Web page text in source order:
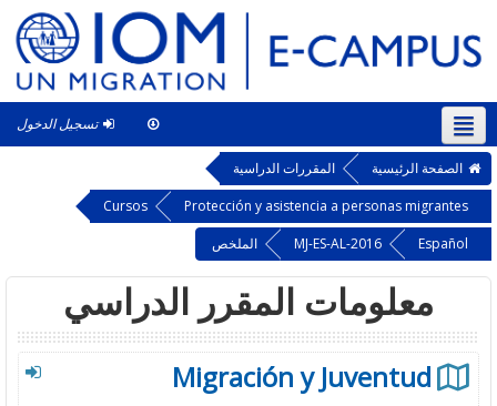
تسجيل الدخول
العربية ‎(ar)‎ This course الصفحة الرئيسية
المقررات الدراسية
Protección y asistencia a personas migrantes
Cursos
Español
MJ-ES-AL-2016 الملخص
معلومات المقرر الدراسي
Migración y Juventud